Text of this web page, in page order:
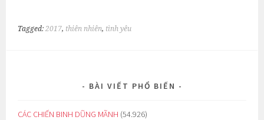
Tagged:2017, thiên nhiên, tình yêu
BÀI VIẾT PHỔ BIẾN
CÁC CHIẾN BINH DŨNG MÃNH (54.926)